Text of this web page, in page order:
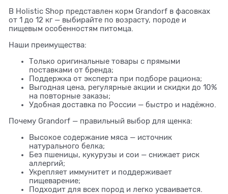
В Holistic Shop представлен корм Grandorf в фасовках
от 1 до 12 кг — выбирайте по возрасту, породе и
пищевым особенностям питомца.
Наши преимущества:
Только оригинальные товары с прямыми
поставками от бренда;
Поддержка от эксперта при подборе рациона;
Выгодная цена, регулярные акции и скидки до 10%
на повторные заказы;
Удобная доставка по России — быстро и надёжно.
Почему Grandorf — правильный выбор для щенка:
Высокое содержание мяса — источник
натурального белка;
Без пшеницы, кукурузы и сои — снижает риск
аллергий;
Укрепляет иммунитет и поддерживает
пищеварение;
Подходит для всех пород и легко усваивается.